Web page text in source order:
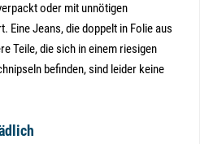
oder mit unnötigen
Eine Jeans, die doppelt in Folie aus
Teile, die sich in einem riesigen
befinden, sind leider keine